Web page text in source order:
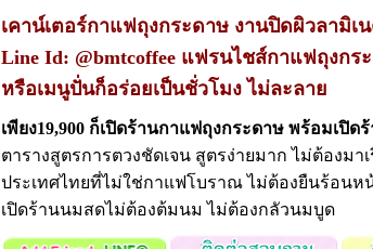
เคาน์เตอร์กาแฟถุงกระดาษ งานปิดผิวลามิเ
Line Id: @bmtcoffee แฟรนไชส์กาแฟถุงกร
หรือเมนูปั่นก็อร่อยเป็นชั่วโมง ไม่ละลาย
เพียง19,900 ก็เปิดร้านกาแฟถุงกระดาษ พร้อมเปิด
ตารางสูตรการตวงชัดเจน สูตรง่ายมาก ไม่ต้องมา
ประเทศไทยที่ไม่ใช่กาแฟโบราณ ไม่ต้องยืนร้อน
เปิดร้านนมสดไม่ต้องต้มนม ไม่ต้องกลัวนมบูด